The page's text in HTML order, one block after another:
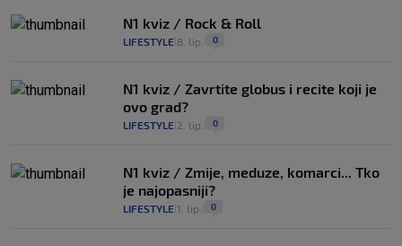
N1 kviz / Rock & Roll
LIFESTYLE 8. lip. 0
N1 kviz / Zavrtite globus i recite koji je
ovo grad?
LIFESTYLE 2. lip. 0
N1 kviz / Zmije, meduze, komarci... Tko
je najopasniji?
LIFESTYLE 1. lip. 0